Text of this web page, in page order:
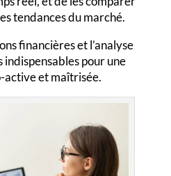
tendances du marché.
financières et l’analyse
indispensables pour une
active et maîtrisée.